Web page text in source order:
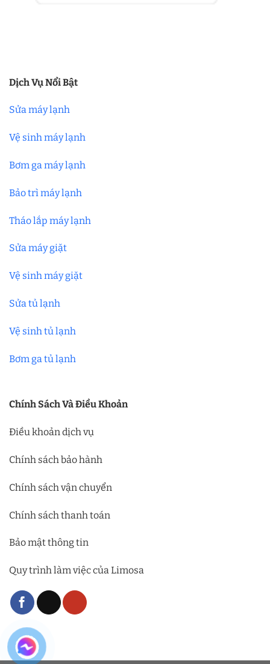
Dịch Vụ Nổi Bật
Sửa máy lạnh
Vệ sinh máy lạnh
Bơm ga máy lạnh
Bảo trì máy lạnh
Tháo lắp máy lạnh
Sửa máy giặt
Vệ sinh máy giặt
Sửa tủ lạnh
Vệ sinh tủ lạnh
Bơm ga tủ lạnh
Chính Sách Và Điều Khoản
Điều khoản dịch vụ
Chính sách bảo hành
Chính sách vận chuyển
Chính sách thanh toán
Bảo mật thông tin
Quy trình làm việc của Limosa